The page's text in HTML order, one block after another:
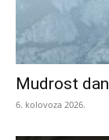
Mudrost
6. kolovoza 2026.